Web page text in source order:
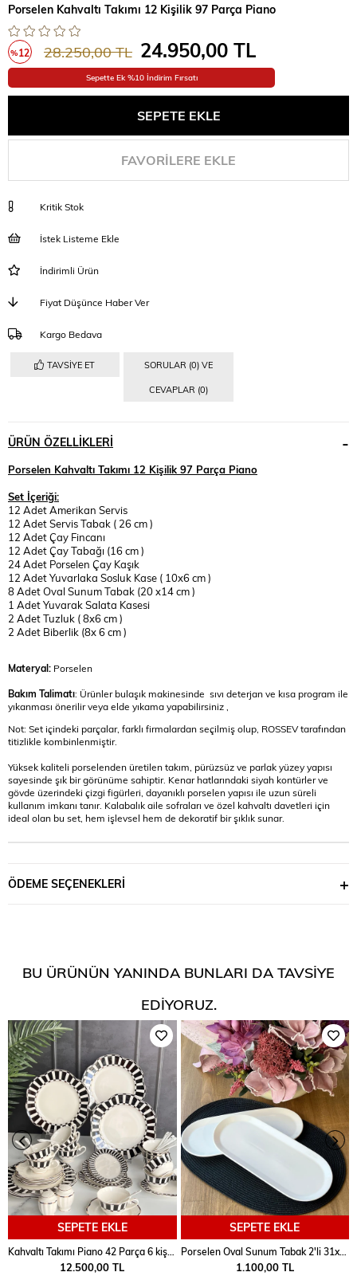
Porselen Kahvaltı Takımı 12 Kişilik 97 Parça Piano
%12 28.250,00 TL 24.950,00 TL
Sepette Ek %10 İndirim Fırsatı
FAVORILERE EKLE
Kritik Stok
İstek Listeme Ekle
İndirimli Ürün
Fiyat Düşünce Haber Ver
Kargo Bedava
TAVSIYE ET SORULAR (0) VE
CEVAPLAR (0)
ÜRÜN ÖZELLIKLERI
Porselen Kahvaltı Takımı 12 Kişilik 97 Parça Piano
Set İçeriği:
12 Adet Amerikan Servis
12 Adet Servis Tabak ( 26 cm )
12 Adet Çay Fincanı
12 Adet Çay Tabağı (16 cm )
24 Adet Porselen Çay Kaşık
12 Adet Yuvarlaka Sosluk Kase ( 10x6 cm )
8 Adet Oval Sunum Tabak (20 x14 cm )
1 Adet Yuvarak Salata Kasesi
2 Adet Tuzluk ( 8x6 cm )
2 Adet Biberlik (8x 6 cm )
Materyal: Porselen
Bakım Talimatı: Ürünler bulaşık makinesinde sıvı deterjan ve kısa program ile
yıkanması önerilir veya elde yıkama yapabilirsiniz ,
Not: Set içindeki parçalar, farklı firmalardan seçilmiş olup, ROSSEV tarafından
titizlikle kombinlenmiştir.
Yüksek kaliteli porselenden üretilen takım, pürüzsüz ve parlak yüzey yapısı
sayesinde şık bir görünüme sahiptir. Kenar hatlarındaki siyah kontürler ve
gövde üzerindeki çizgi figürleri, dayanıklı porselen yapısı ile uzun süreli
kullanım imkanı tanır. Kalabalık aile sofraları ve özel kahvaltı davetleri için
ideal olan bu set, hem işlevsel hem de dekoratif bir şıklık sunar.
ÖDEME SEÇENEKLERI
BU ÜRÜNÜN YANINDA BUNLARI DA TAVSIYE
EDIYORUZ.
SEPETE EKLE
12.500,00 TL
SEPETE EKLE
Porselen Oval Sunum Tabak 2'li 31x14 Cm
1.100,00 TL